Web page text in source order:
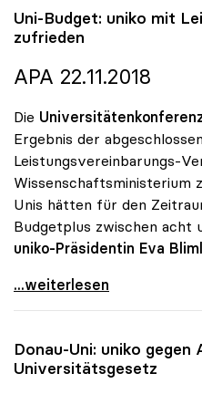
Uni-Budget: uniko mit
zufrieden
APA 22.11.2018
Die
Ergebnis der
Leistungsvereinbarungs-
Wissenschaftsministerium
Unis hätten für den
Budgetplus zwischen acht
uniko-Präsidentin Eva
Uni-Budget: uniko mit
...weiterlesen
Donau-Uni: uniko gegen
Universitätsgesetz